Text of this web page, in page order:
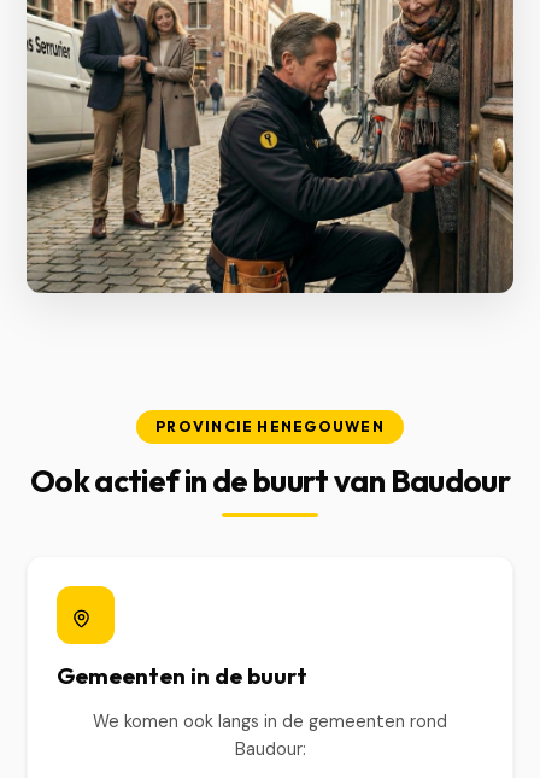
PROVINCIE HENEGOUWEN
Ook actief in de buurt van Baudour
Gemeenten in de buurt
We komen ook langs in de gemeenten rond
Baudour: